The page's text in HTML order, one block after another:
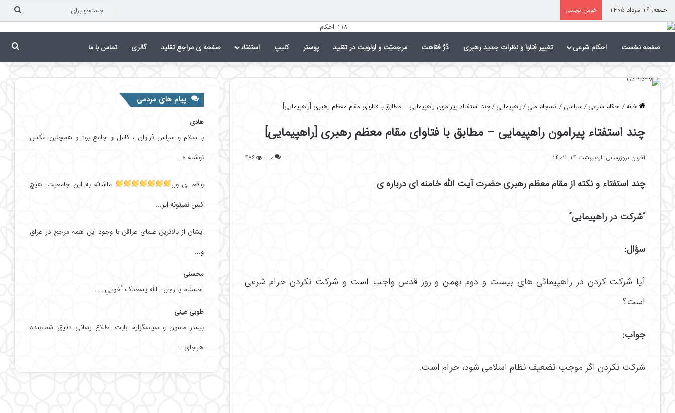
جمعه, ۱۶ مرداد ۱۴۰۵ خوش نویسی
صفحه نخست احکام شرعی تغییر فتاوا و نظرات جدید رهبری دُرِّ فقاهت مرجعیّت و اولویت در تقلید پوستر کلیپ استفتاء صفحه ی مراجع تقلید گالری تماس با ما
خانه /احکام شرعی /سیاسی /انسجام ملی /راهپیمایی /چند استفتاء پیرامون راهپیمایی – مطابق با فتاوای مقام معظم رهبری [راهپیمایی]
چند استفتاء پیرامون راهپیمایی – مطابق با فتاوای مقام معظم رهبری [راهپیمایی]
آخرین بروزرسانی: اردیبهشت ۱۴, ۱۴۰۲ ۰ ۴۸۶
چند استفتاء و نکته از مقام معظم رهبری حضرت آیت الله خامنه ای درباره ی
“شرکت در راهپیمایی”
سؤال:
آیا شرکت کردن در راهپیمائی های بیست و دوم بهمن و روز قدس واجب است و شرکت نکردن حرام شرعی
است؟
جواب:
شرکت نکردن اگر موجب تضعیف نظام اسلامى شود، حرام است.
پیام های مردمی
هادی
با سلام و سپاس فراوان ، کامل و جامع بود و همچنین عکس
نوشته ه...
واقعا ای ول
ماشالله به این جامعیت. هیچ
کس نمیتونه ایر...
ایشان از بالاترین علمای عراقن با وجود این همه مرجع در عراق
و...
محسنی
احسنتم یا رجل...الله یسعدک أخويي.....
طوبی عینی
بیسار ممنون و سپاسگزارم بابت اطلاع رسانی دقیق شما،بنده
هرجای...